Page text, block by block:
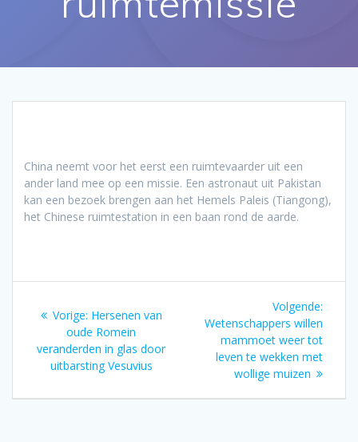
China neemt voor het eerst een ruimtevaarder uit een
ander land mee op een missie. Een astronaut uit Pakistan
kan een bezoek brengen aan het Hemels Paleis (Tiangong),
het Chinese ruimtestation in een baan rond de aarde.
navigatie
Vorige: Vorig
bericht:
Hersenen van
oude Romein
veranderden in glas door
uitbarsting Vesuvius
Volgende:
Wetenschappers willen
mammoet weer tot
leven te wekken met
wollige muizen